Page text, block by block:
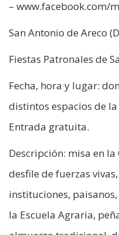
– www.facebook.com/
San Antonio de Areco
Fiestas Patronales de
Fecha, hora y lugar:
distintos espacios de
Entrada gratuita.
Descripción: misa en
desfile de fuerzas
instituciones,
la Escuela Agraria,